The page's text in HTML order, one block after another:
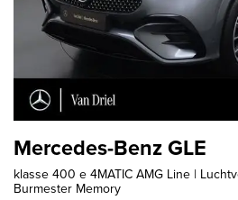
Mercedes-Benz GLE
klasse 400 e 4MATIC AMG Line |
Burmester Memory